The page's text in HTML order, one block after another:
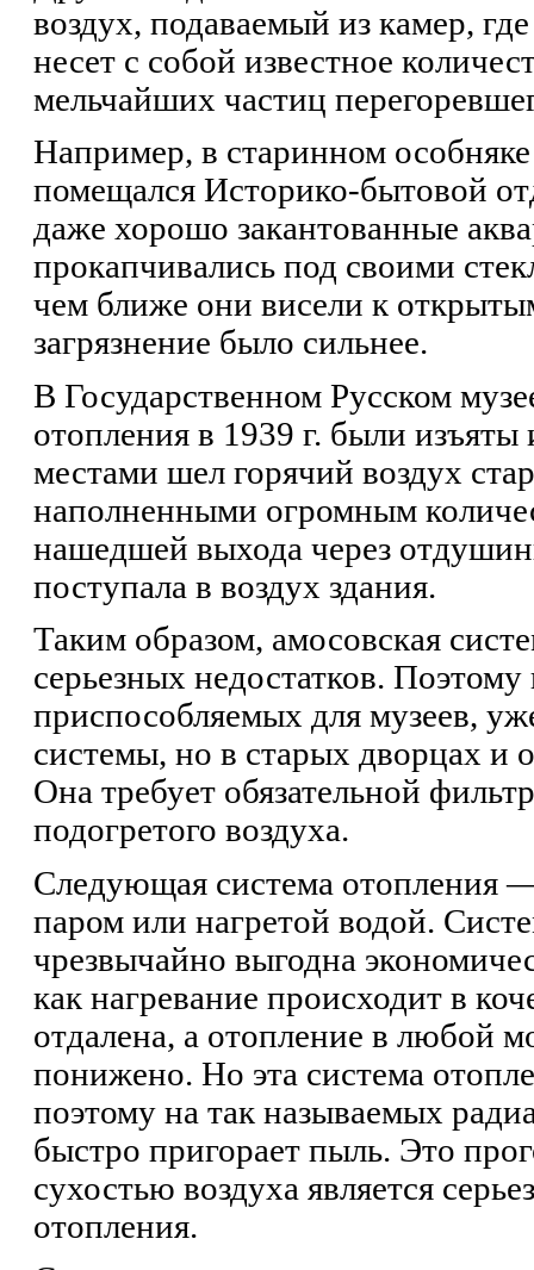
воздух, подаваемый из камер,
несет с собой известное
мельчайших частиц
Например, в старинном
помещался Историко-бытовой
даже хорошо закантованные
прокапчивались под своими
чем ближе они висели к
загрязнение было сильнее.
В Государственном Русском
отопления в 1939 г. были
местами шел горячий воздух
наполненными огромным
нашедшей выхода через
поступала в воздух здания.
Таким образом, амосовская
серьезных недостатков.
приспособляемых для музеев,
системы, но в старых дворцах и
Она требует обязательной
подогретого воздуха.
Следующая система отопления
паром или нагретой водой.
чрезвычайно выгодна
как нагревание происходит в
отдалена, а отопление в любой
понижено. Но эта система
поэтому на так называемых
быстро пригорает пыль. Это
сухостью воздуха является
отопления.